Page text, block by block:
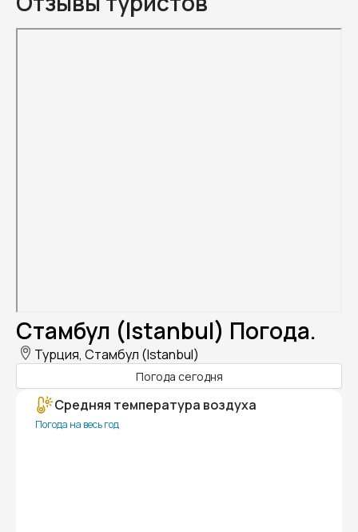
Стамбул (Istanbul) Погода.
Турция, Стамбул (Istanbul)
Погода сегодня
Средняя температура воздуха
Погода на весь год